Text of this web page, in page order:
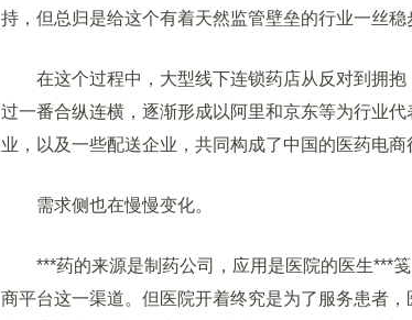
持，但总归是给这个有着天然监管壁垒的行业一丝稳
在这个过程中，大型线下连锁药店从反对到拥抱
过一番合纵连横，逐渐形成以阿里和京东等为行业
业，以及一些配送企业，共同构成了中国的医药电商
需求侧也在慢慢变化。
***药的来源是制药公司，应用是医院的医生***笺
商平台这一渠道。但医院开着终究是为了服务患者